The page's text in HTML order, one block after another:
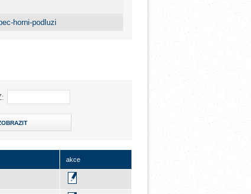
horni-podluzi
akce